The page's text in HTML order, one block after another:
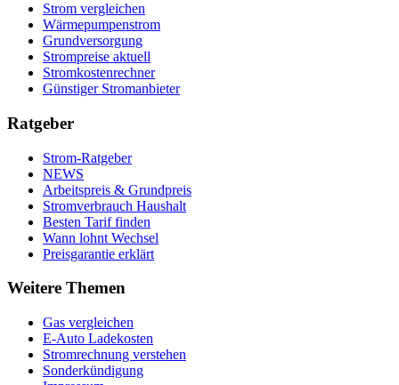
Strom vergleichen
Wärmepumpenstrom
Grundversorgung
Strompreise aktuell
Stromkostenrechner
Günstiger Stromanbieter
Ratgeber
Strom-Ratgeber
NEWS
Arbeitspreis & Grundpreis
Stromverbrauch Haushalt
Besten Tarif finden
Wann lohnt Wechsel
Preisgarantie erklärt
Weitere Themen
Gas vergleichen
E-Auto Ladekosten
Stromrechnung verstehen
Sonderkündigung